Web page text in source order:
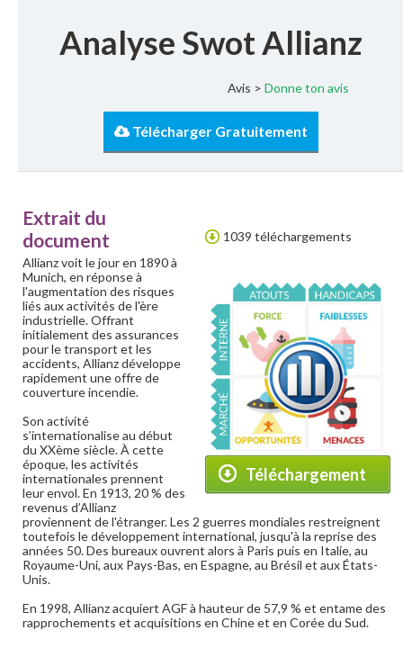
Analyse Swot Allianz
Avis > Donne ton avis
Télécharger Gratuitement
Téléchargement
1039 téléchargements
Extrait du
document
Allianz voit le jour en 1890 à
Munich, en réponse à
l'augmentation des risques
liés aux activités de l'ère
industrielle. Offrant
initialement des assurances
pour le transport et les
accidents, Allianz développe
rapidement une offre de
couverture incendie.
Son activité
s’internationalise au début
du XXème siècle. À cette
époque, les activités
internationales prennent
leur envol. En 1913, 20 % des
revenus d’Allianz
proviennent de l'étranger. Les 2 guerres mondiales restreignent
toutefois le développement international, jusqu'à la reprise des
années 50. Des bureaux ouvrent alors à Paris puis en Italie, au
Royaume-Uni, aux Pays-Bas, en Espagne, au Brésil et aux États-
Unis.
En 1998, Allianz acquiert AGF à hauteur de 57,9 % et entame des
rapprochements et acquisitions en Chine et en Corée du Sud.